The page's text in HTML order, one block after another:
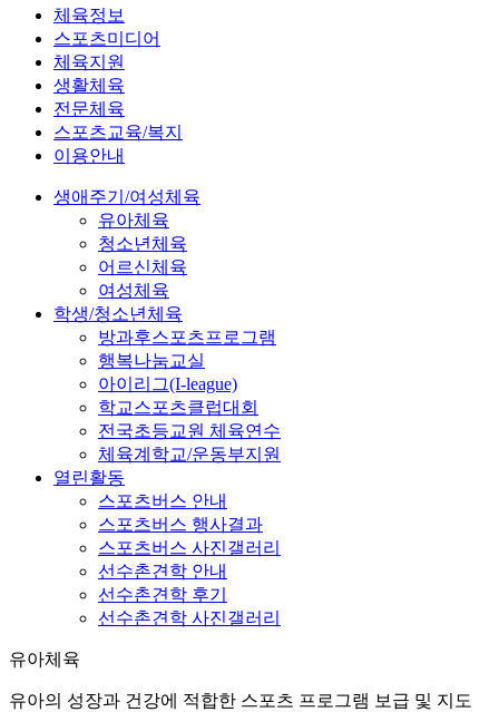
체육정보
스포츠미디어
체육지원
생활체육
전문체육
스포츠교육/복지
이용안내
생애주기/여성체육
유아체육
청소년체육
어르신체육
여성체육
학생/청소년체육
방과후스포츠프로그램
행복나눔교실
아이리그(I-league)
학교스포츠클럽대회
전국초등교원 체육연수
체육계학교/운동부지원
열린활동
스포츠버스 안내
스포츠버스 행사결과
스포츠버스 사진갤러리
선수촌견학 안내
선수촌견학 후기
선수촌견학 사진갤러리
유아체육
유아의 성장과 건강에 적합한 스포츠 프로그램 보급 및 지도